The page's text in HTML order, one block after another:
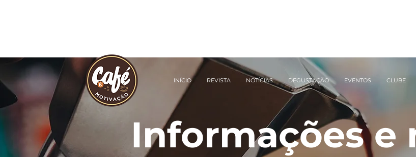
INÍCIO REVISTA NOTÍCIAS DEGUSTAÇÃO EVENTOS CLUBE
Informações e